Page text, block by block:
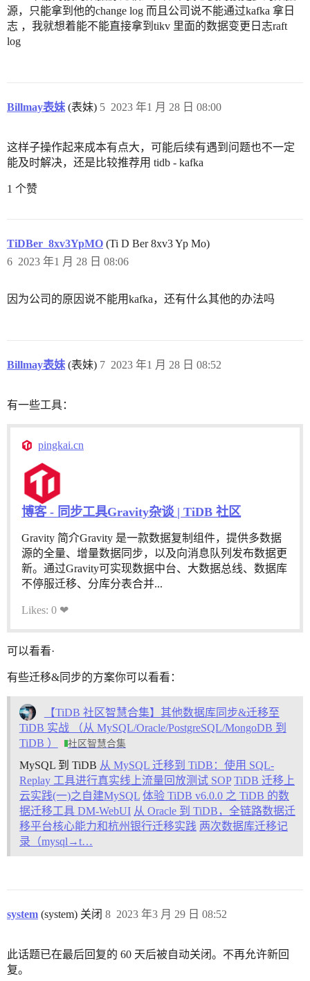
源，只能拿到他的change log 而且公司说不能通过kafka 拿日
志 ，我就想着能不能直接拿到tikv 里面的数据变更日志raft
log
Billmay表妹 (表妹) 2023 年1 月 28 日 08:00
5
这样子操作起来成本有点大，可能后续有遇到问题也不一定
能及时解决，还是比较推荐用 tidb - kafka
1 个赞
TiDBer_8xv3YpMO (Ti D Ber 8xv3 Yp Mo)
2023 年1 月 28 日 08:06
6
因为公司的原因说不能用kafka，还有什么其他的办法吗
Billmay表妹 (表妹) 2023 年1 月 28 日 08:52
7
有一些工具：
pingkai.cn
博客 - 同步工具Gravity杂谈 | TiDB 社区
Gravity 简介Gravity 是一款数据复制组件，提供多数据
源的全量、增量数据同步，以及向消息队列发布数据更
新。通过Gravity可实现数据中台、大数据总线、数据库
不停服迁移、分库分表合并...
Likes: 0 ❤
可以看看·
有些迁移&同步的方案你可以看看：
【TiDB 社区智慧合集】其他数据库同步&迁移至
TiDB 实战 （从 MySQL/Oracle/PostgreSQL/MongoDB 到
TiDB ）
社区智慧合集
MySQL 到 TiDB 从 MySQL 迁移到 TiDB：使用 SQL-
Replay 工具进行真实线上流量回放测试 SOP TiDB 迁移上
云实践(一)之自建MySQL 体验 TiDB v6.0.0 之 TiDB 的数
据迁移工具 DM-WebUI 从 Oracle 到 TiDB，全链路数据迁
移平台核心能力和杭州银行迁移实践 两次数据库迁移记
录（mysql→t…
system (system) 关闭 2023 年3 月 29 日 08:52
8
此话题已在最后回复的 60 天后被自动关闭。不再允许新回
复。